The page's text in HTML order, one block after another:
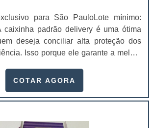
para São PauloLote mínimo:
caixinha padrão delivery é uma ótima
deseja conciliar alta proteção dos
Isso porque ele garante a melhor
sua integridade e a qualidade,
feitas com materiais recicláveis que
não causam danos a natureza. Além
COTAR AGORA